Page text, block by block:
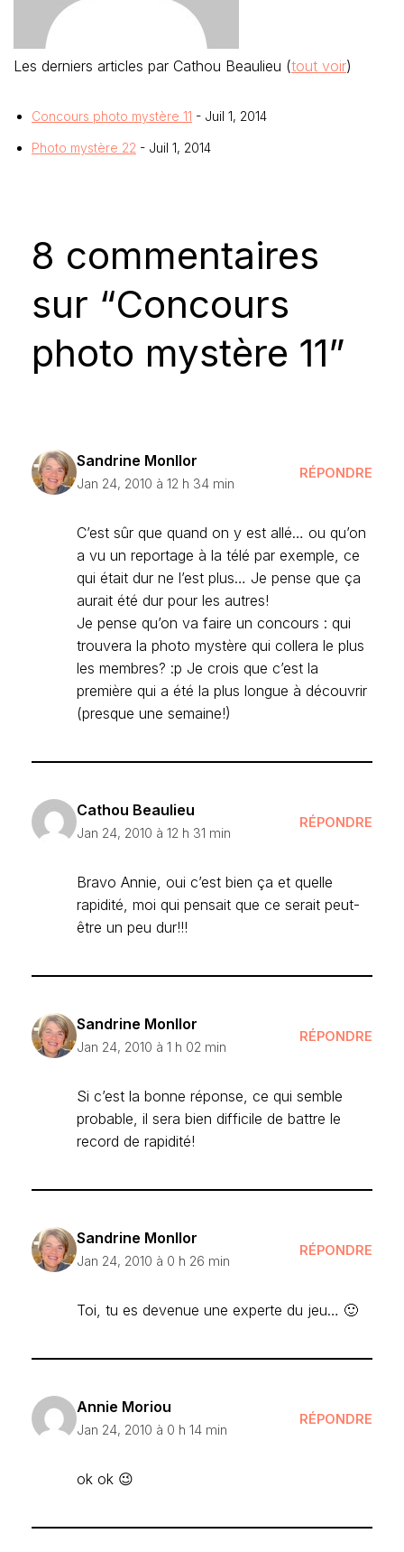
Les derniers articles par Cathou Beaulieu (tout voir)
Concours photo mystère 11 - Juil 1, 2014
Photo mystère 22 - Juil 1, 2014
8 commentaires
sur “Concours
photo mystère 11”
Sandrine Monllor
Jan 24, 2010 à 12 h 34 min
RÉPONDRE
C’est sûr que quand on y est allé… ou qu’on
a vu un reportage à la télé par exemple, ce
qui était dur ne l’est plus… Je pense que ça
aurait été dur pour les autres!
Je pense qu’on va faire un concours : qui
trouvera la photo mystère qui collera le plus
les membres? :p Je crois que c’est la
première qui a été la plus longue à découvrir
(presque une semaine!)
Cathou Beaulieu
Jan 24, 2010 à 12 h 31 min
RÉPONDRE
Bravo Annie, oui c’est bien ça et quelle
rapidité, moi qui pensait que ce serait peut-
être un peu dur!!!
Sandrine Monllor
Jan 24, 2010 à 1 h 02 min
RÉPONDRE
Si c’est la bonne réponse, ce qui semble
probable, il sera bien difficile de battre le
record de rapidité!
Sandrine Monllor
Jan 24, 2010 à 0 h 26 min
RÉPONDRE
Toi, tu es devenue une experte du jeu… 🙂
Annie Moriou
Jan 24, 2010 à 0 h 14 min
RÉPONDRE
ok ok 😉